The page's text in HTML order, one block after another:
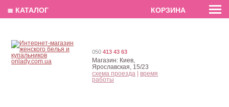
EN РУС
050 413 43 63
Магазин: Киев,
Ярославская, 15/23
схема проезда
время
работы
≣ КАТАЛОГ КОРЗИНА